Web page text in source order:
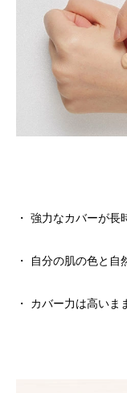
・ 強力なカバーが
・ 自分の肌の色と
・ カバー力は高い